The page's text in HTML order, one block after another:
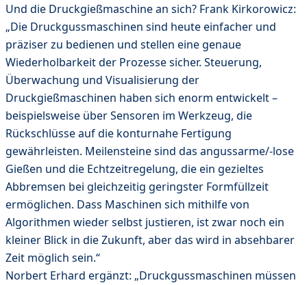
Und die Druckgießmaschine an sich? Frank Kirkorowicz:
„Die Druckgussmaschinen sind heute einfacher und
präziser zu bedienen und stellen eine genaue
Wiederholbarkeit der Prozesse sicher. Steuerung,
Überwachung und Visualisierung der
Druckgießmaschinen haben sich enorm entwickelt –
beispielsweise über Sensoren im Werkzeug, die
Rückschlüsse auf die konturnahe Fertigung
gewährleisten. Meilensteine sind das angussarme/-lose
Gießen und die Echtzeitregelung, die ein gezieltes
Abbremsen bei gleichzeitig geringster Formfüllzeit
ermöglichen. Dass Maschinen sich mithilfe von
Algorithmen wieder selbst justieren, ist zwar noch ein
kleiner Blick in die Zukunft, aber das wird in absehbarer
Zeit möglich sein.“
Norbert Erhard ergänzt: „Druckgussmaschinen müssen